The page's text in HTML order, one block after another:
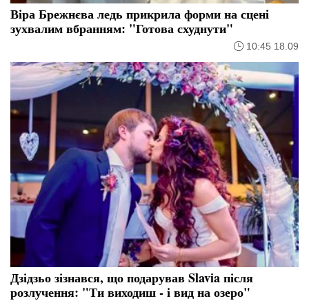
Віра Брежнєва ледь прикрила форми на сцені
зухвалим вбранням: "Готова схуднути"
10:45 18.09
Дзідзьо зізнався, що подарував Slavia після
розлучення: "Ти виходиш - і вид на озеро"